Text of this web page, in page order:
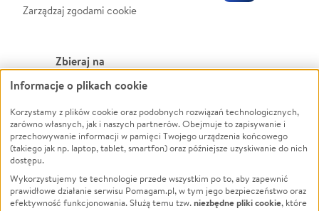
Zarządzaj zgodami cookie
Zbieraj na
Leczenie
Zwierzęta
Pożar
Ukraina
Pomoc Finansowa
Projekty
Powódź
Wichura
NGO
Edukacja
Podróż
Informacje o plikach cookie
Korzystamy z plików cookie oraz podobnych rozwiązań technologicznych,
zarówno własnych, jak i naszych partnerów. Obejmuje to zapisywanie i
przechowywanie informacji w pamięci Twojego urządzenia końcowego
(takiego jak np. laptop, tablet, smartfon) oraz późniejsze uzyskiwanie do nich
dostępu.
Wykorzystujemy te technologie przede wszystkim po to, aby zapewnić
prawidłowe działanie serwisu Pomagam.pl, w tym jego bezpieczeństwo oraz
efektywność funkcjonowania. Służą temu tzw.niezbędne pliki cookie, które